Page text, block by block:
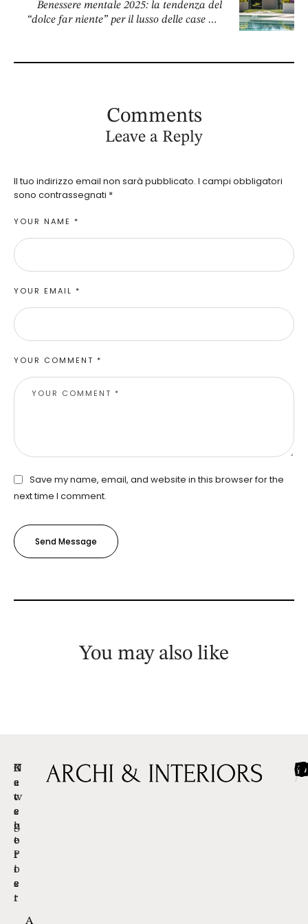
Benessere mentale 2025: la tendenza del
“dolce far niente” per il lusso delle case del
Comments
Leave a Reply
Il tuo indirizzo email non sarà pubblicato. I campi obbligatori
sono contrassegnati *
YOUR COMMENT *
YOUR NAME *
YOUR EMAIL *
Save my name, email, and website in this browser for the
next time I comment.
Send Message
You may also like
C
a
t
e
g
o
r
i
e
A
R
e
c
e
n
t
P
o
s
t
N
e
w
s
l
e
t
t
e
r
/
/
/